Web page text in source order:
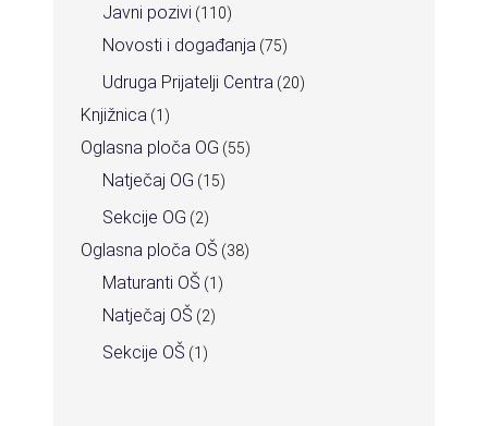
Javni pozivi (110)
Novosti i događanja (75)
Udruga Prijatelji Centra (20)
Knjižnica (1)
Oglasna ploča OG (55)
Natječaj OG (15)
Sekcije OG (2)
Oglasna ploča OŠ (38)
Maturanti OŠ (1)
Natječaj OŠ (2)
Sekcije OŠ (1)